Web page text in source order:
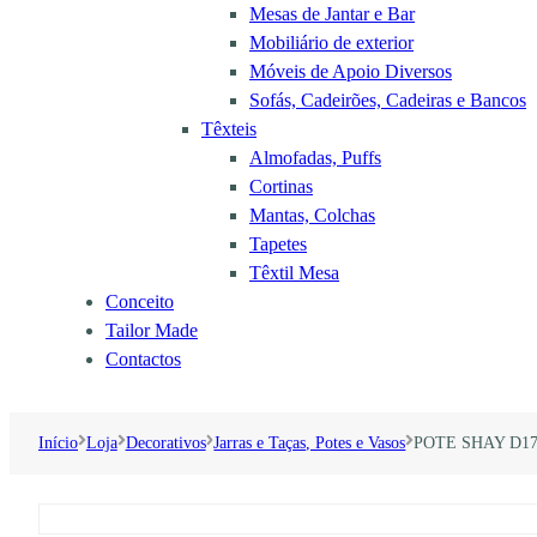
Mesas de Jantar e Bar
Mobiliário de exterior
Móveis de Apoio Diversos
Sofás, Cadeirões, Cadeiras e Bancos
Têxteis
Almofadas, Puffs
Cortinas
Mantas, Colchas
Tapetes
Têxtil Mesa
Conceito
Tailor Made
Contactos
Início Loja Decorativos Jarras e Taças, Potes e Vasos POTE SHAY